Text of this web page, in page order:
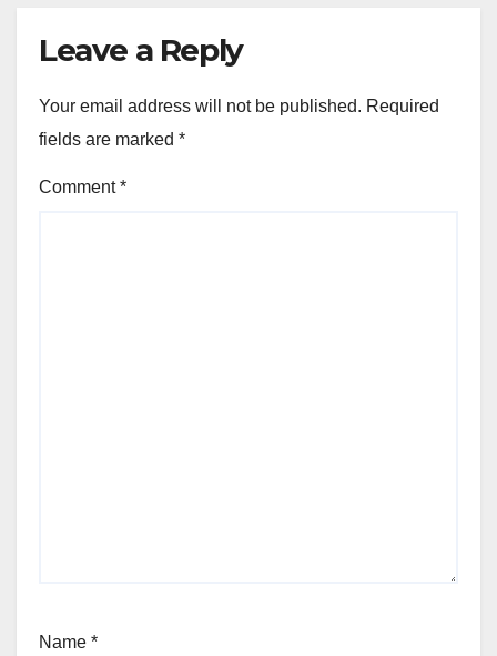
Leave a Reply
Your email address will not be published. Required
fields are marked *
Comment*
Name *